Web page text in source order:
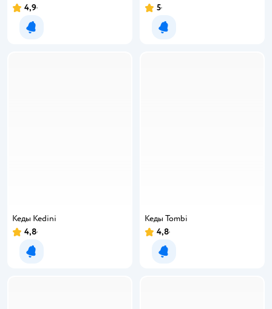
4,9
Уведомить о появлении
5
Уведомить о появлении
Кеды Kedini
4,8
Уведомить о появлении
Кеды Tombi
4,8
Уведомить о появлении